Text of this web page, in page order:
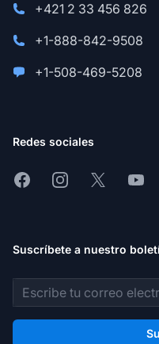
+421 2 33 456 826
+1-888-842-9508
+1-508-469-5208
Redes sociales
FacebookInstagram
X
Suscríbete a nuestro
Dirección de correo